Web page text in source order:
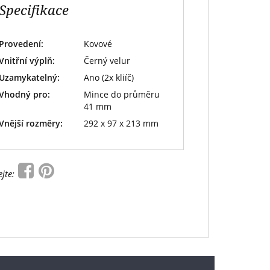
Kovové
výplň:
Černý velur
Ano (2x kliíč)
pro:
Mince do průměru
41 mm
rozměry:
292 x 97 x 213 mm